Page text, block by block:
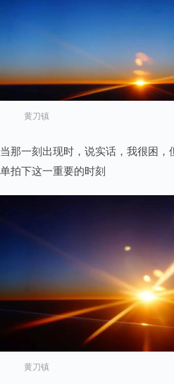
黄刀镇
当那一刻出现时，说实话，我很困，
单拍下这一重要的时刻
黄刀镇